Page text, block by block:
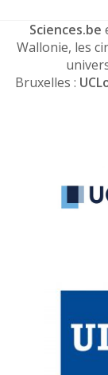
Sciences.be
Wallonie, les
Bruxelles :